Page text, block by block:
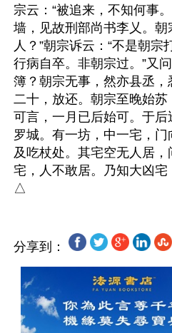
宗云：“被追来，不知何事
墙，见故刑部尚书李乂。朝
人？”朝宗诉云：“不是朝
行病自卒。非朝宗过。”又
簿？朝宗无事，然亦县丞，
二十，放还。朝宗至晚始
可言，一月已后始可。于
罗城。有一坊，中一宅，
及吃杖处。其宅空无人居
宅，人不敢居。乃知大凶宅
分享到：